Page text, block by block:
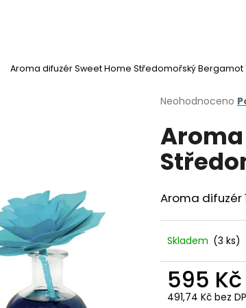
Aroma difuzér Sweet Home Středomořský Bergamot
Průměrné
produktu
je
0,0
z
hvězdiček.
Neohodnoceno
Aroma difuzér
Skladem (3 ks)
595 Kč
491,74 Kč bez
Co potřebujete najít?
HLEDAT
Doporučujeme